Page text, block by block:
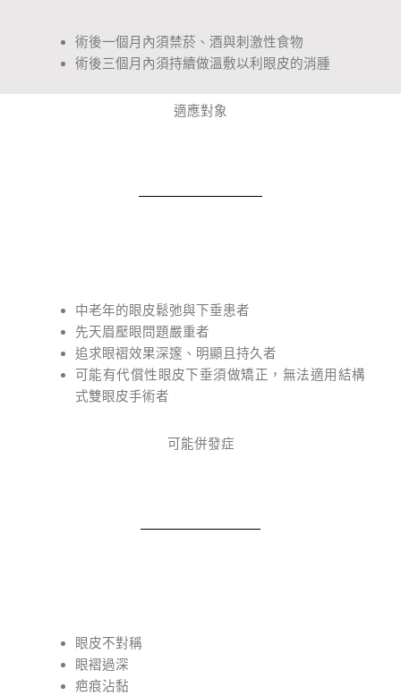
術後一個月內須禁菸、酒與刺激性食物
術後三個月內須持續做溫敷以利眼皮的消腫
適應對象
中老年的眼皮鬆弛與下垂患者
先天眉壓眼問題嚴重者
追求眼褶效果深邃、明顯且持久者
可能有代償性眼皮下垂須做矯正，無法適用結構
式雙眼皮手術者
可能併發症
眼皮不對稱
眼褶過深
疤痕沾黏